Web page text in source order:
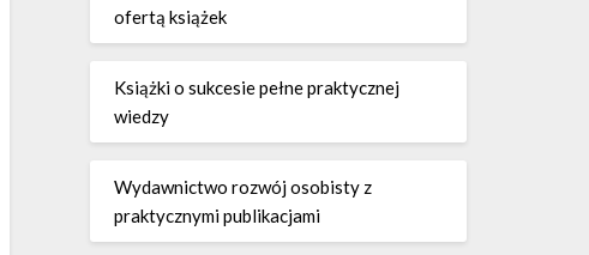
ofertą książek
Książki o sukcesie pełne praktycznej
wiedzy
Wydawnictwo rozwój osobisty z
praktycznymi publikacjami